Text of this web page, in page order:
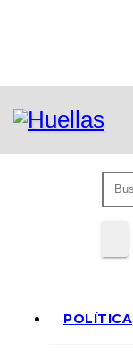
POLÍTICA